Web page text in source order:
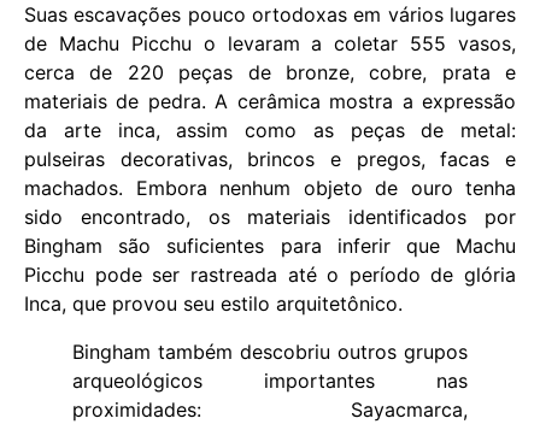
Suas escavações pouco ortodoxas em vários lugares
de Machu Picchu o levaram a coletar 555 vasos,
cerca de 220 peças de bronze, cobre, prata e
materiais de pedra. A cerâmica mostra a expressão
da arte inca, assim como as peças de metal:
pulseiras decorativas, brincos e pregos, facas e
machados. Embora nenhum objeto de ouro tenha
sido encontrado, os materiais identificados por
Bingham são suficientes para inferir que Machu
Picchu pode ser rastreada até o período de glória
Inca, que provou seu estilo arquitetônico.
Bingham também descobriu outros grupos
arqueológicos importantes nas
proximidades: Sayacmarca,